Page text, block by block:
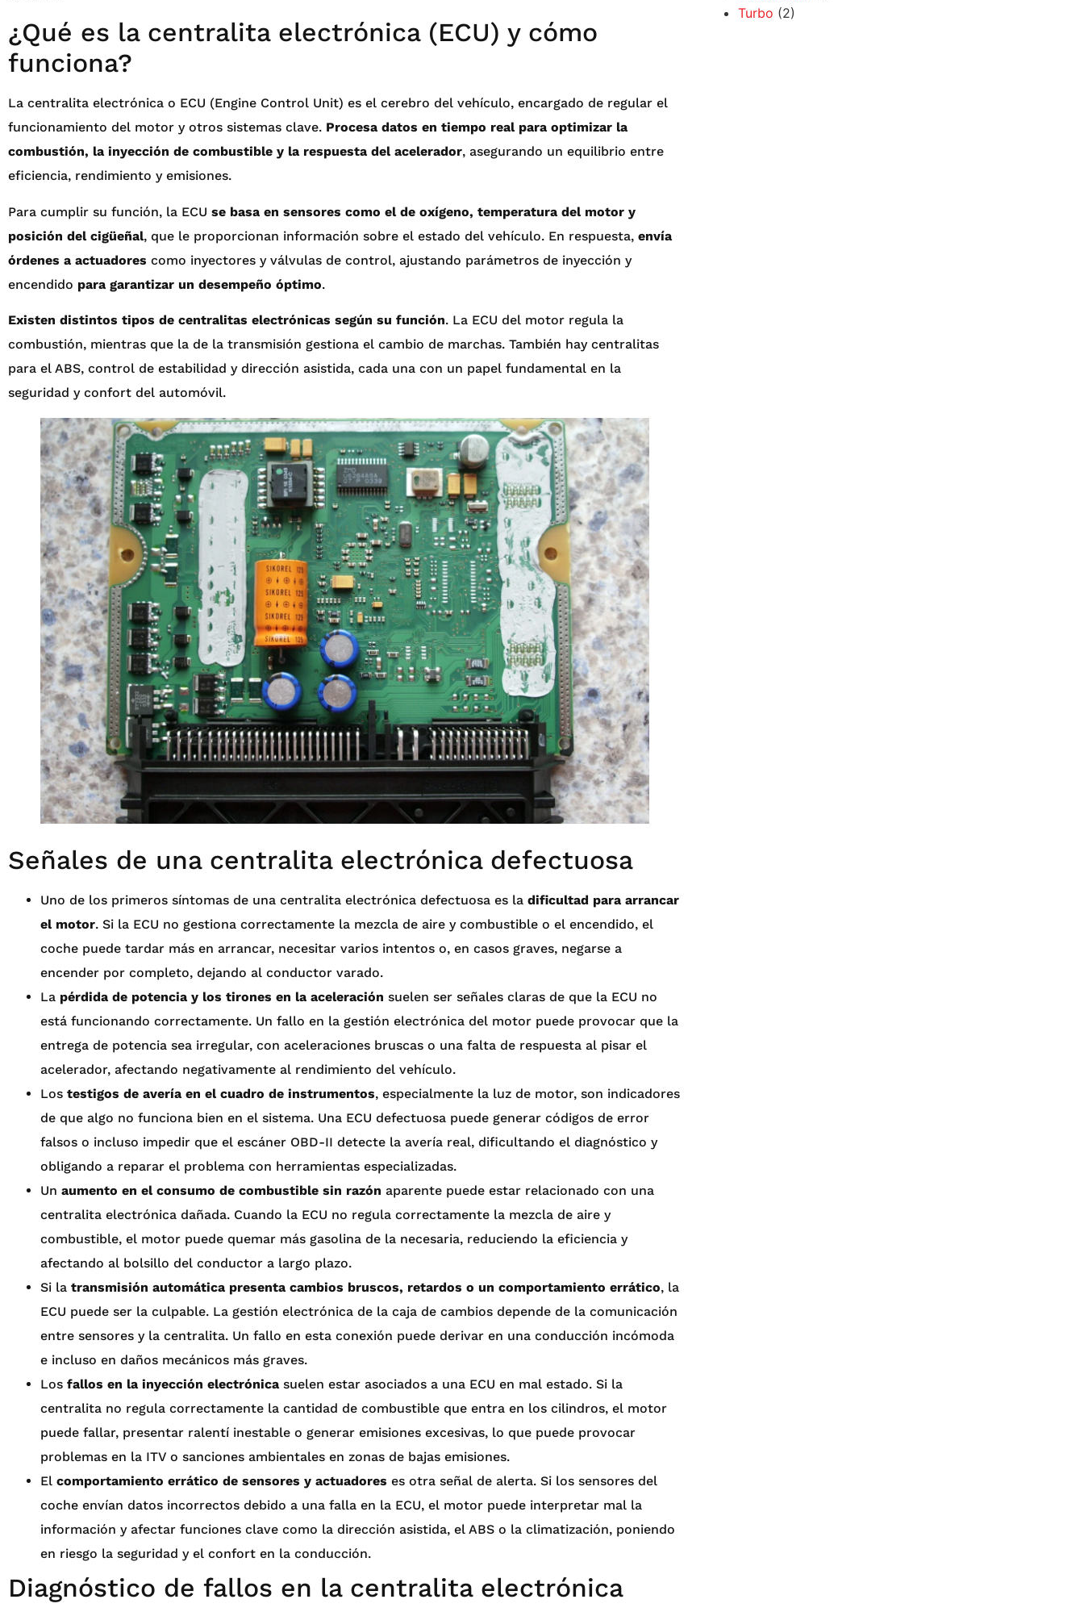
¿Qué es la centralita electrónica (ECU) y cómo
funciona?
La centralita electrónica o ECU (Engine Control Unit) es el cerebro del vehículo, encargado de regular el
funcionamiento del motor y otros sistemas clave. Procesa datos en tiempo real para optimizar la
combustión, la inyección de combustible y la respuesta del acelerador, asegurando un equilibrio entre
eficiencia, rendimiento y emisiones.
Para cumplir su función, la ECU se basa en sensores como el de oxígeno, temperatura del motor y
posición del cigüeñal, que le proporcionan información sobre el estado del vehículo. En respuesta, envía
órdenes a actuadores como inyectores y válvulas de control, ajustando parámetros de inyección y
encendido para garantizar un desempeño óptimo.
Existen distintos tipos de centralitas electrónicas según su función. La ECU del motor regula la
combustión, mientras que la de la transmisión gestiona el cambio de marchas. También hay centralitas
para el ABS, control de estabilidad y dirección asistida, cada una con un papel fundamental en la
seguridad y confort del automóvil.
Señales de una centralita electrónica defectuosa
Uno de los primeros síntomas de una centralita electrónica defectuosa es la dificultad para arrancar
el motor. Si la ECU no gestiona correctamente la mezcla de aire y combustible o el encendido, el
coche puede tardar más en arrancar, necesitar varios intentos o, en casos graves, negarse a
encender por completo, dejando al conductor varado.
La pérdida de potencia y los tirones en la aceleración suelen ser señales claras de que la ECU no
está funcionando correctamente. Un fallo en la gestión electrónica del motor puede provocar que la
entrega de potencia sea irregular, con aceleraciones bruscas o una falta de respuesta al pisar el
acelerador, afectando negativamente al rendimiento del vehículo.
Los testigos de avería en el cuadro de instrumentos, especialmente la luz de motor, son indicadores
de que algo no funciona bien en el sistema. Una ECU defectuosa puede generar códigos de error
falsos o incluso impedir que el escáner OBD-II detecte la avería real, dificultando el diagnóstico y
obligando a reparar el problema con herramientas especializadas.
Un aumento en el consumo de combustible sin razón aparente puede estar relacionado con una
centralita electrónica dañada. Cuando la ECU no regula correctamente la mezcla de aire y
combustible, el motor puede quemar más gasolina de la necesaria, reduciendo la eficiencia y
afectando al bolsillo del conductor a largo plazo.
Si la transmisión automática presenta cambios bruscos, retardos o un comportamiento errático, la
ECU puede ser la culpable. La gestión electrónica de la caja de cambios depende de la comunicación
entre sensores y la centralita. Un fallo en esta conexión puede derivar en una conducción incómoda
e incluso en daños mecánicos más graves.
Los fallos en la inyección electrónica suelen estar asociados a una ECU en mal estado. Si la
centralita no regula correctamente la cantidad de combustible que entra en los cilindros, el motor
puede fallar, presentar ralentí inestable o generar emisiones excesivas, lo que puede provocar
problemas en la ITV o sanciones ambientales en zonas de bajas emisiones.
El comportamiento errático de sensores y actuadores es otra señal de alerta. Si los sensores del
coche envían datos incorrectos debido a una falla en la ECU, el motor puede interpretar mal la
información y afectar funciones clave como la dirección asistida, el ABS o la climatización, poniendo
en riesgo la seguridad y el confort en la conducción.
Diagnóstico de fallos en la centralita electrónica
Turbo (2)